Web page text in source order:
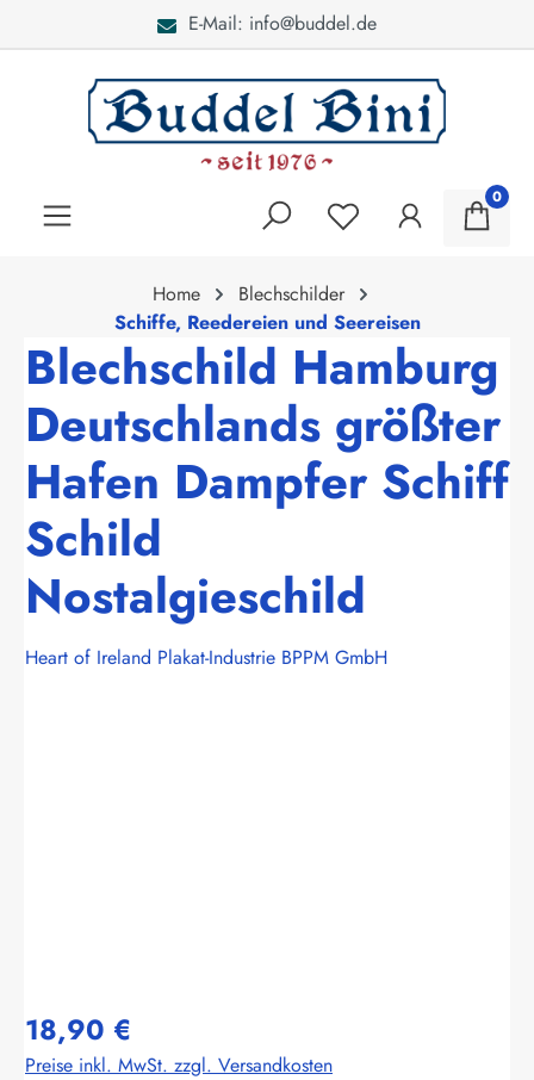
E-Mail: info@buddel.de
0
Home
Blechschilder
Schiffe, Reedereien und Seereisen
Blechschild Hamburg
Deutschlands größter
Hafen Dampfer Schiff
Schild
Nostalgieschild
Heart of Ireland Plakat-Industrie BPPM GmbH
18,90 €
Preise inkl. MwSt. zzgl. Versandkosten